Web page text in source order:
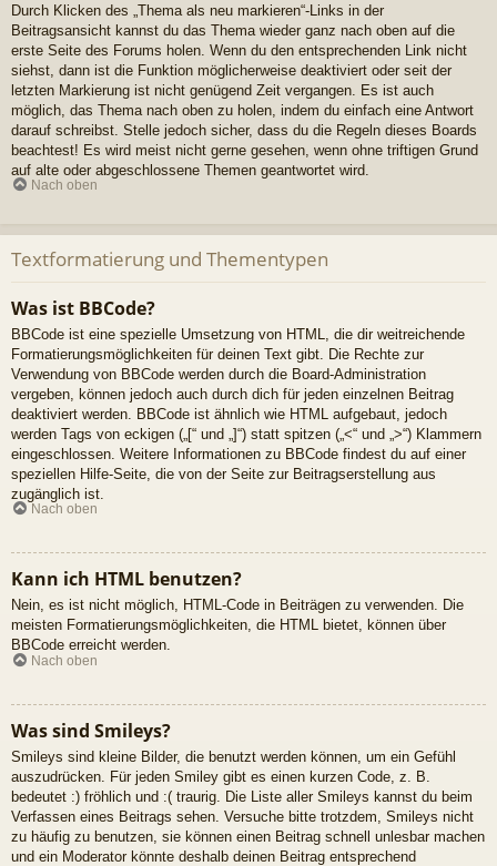
Durch Klicken des „Thema als neu markieren“-Links in der
Beitragsansicht kannst du das Thema wieder ganz nach oben auf die
erste Seite des Forums holen. Wenn du den entsprechenden Link nicht
siehst, dann ist die Funktion möglicherweise deaktiviert oder seit der
letzten Markierung ist nicht genügend Zeit vergangen. Es ist auch
möglich, das Thema nach oben zu holen, indem du einfach eine Antwort
darauf schreibst. Stelle jedoch sicher, dass du die Regeln dieses Boards
beachtest! Es wird meist nicht gerne gesehen, wenn ohne triftigen Grund
auf alte oder abgeschlossene Themen geantwortet wird.
Nach oben
Textformatierung und Thementypen
Was ist BBCode?
BBCode ist eine spezielle Umsetzung von HTML, die dir weitreichende
Formatierungsmöglichkeiten für deinen Text gibt. Die Rechte zur
Verwendung von BBCode werden durch die Board-Administration
vergeben, können jedoch auch durch dich für jeden einzelnen Beitrag
deaktiviert werden. BBCode ist ähnlich wie HTML aufgebaut, jedoch
werden Tags von eckigen („[“ und „]“) statt spitzen („<“ und „>“) Klammern
eingeschlossen. Weitere Informationen zu BBCode findest du auf einer
speziellen Hilfe-Seite, die von der Seite zur Beitragserstellung aus
zugänglich ist.
Nach oben
Kann ich HTML benutzen?
Nein, es ist nicht möglich, HTML-Code in Beiträgen zu verwenden. Die
meisten Formatierungsmöglichkeiten, die HTML bietet, können über
BBCode erreicht werden.
Nach oben
Was sind Smileys?
Smileys sind kleine Bilder, die benutzt werden können, um ein Gefühl
auszudrücken. Für jeden Smiley gibt es einen kurzen Code, z. B.
bedeutet :) fröhlich und :( traurig. Die Liste aller Smileys kannst du beim
Verfassen eines Beitrags sehen. Versuche bitte trotzdem, Smileys nicht
zu häufig zu benutzen, sie können einen Beitrag schnell unlesbar machen
und ein Moderator könnte deshalb deinen Beitrag entsprechend